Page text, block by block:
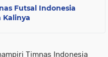
Futsal Indonesia
Kalinya
Timnas Indonesia